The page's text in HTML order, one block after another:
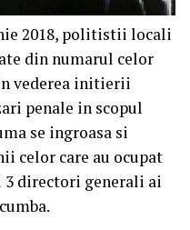
2018, politistii locali
din numarul celor
vederea initierii
penale in scopul
se ingroasa si
celor care au ocupat
3 directori generali ai